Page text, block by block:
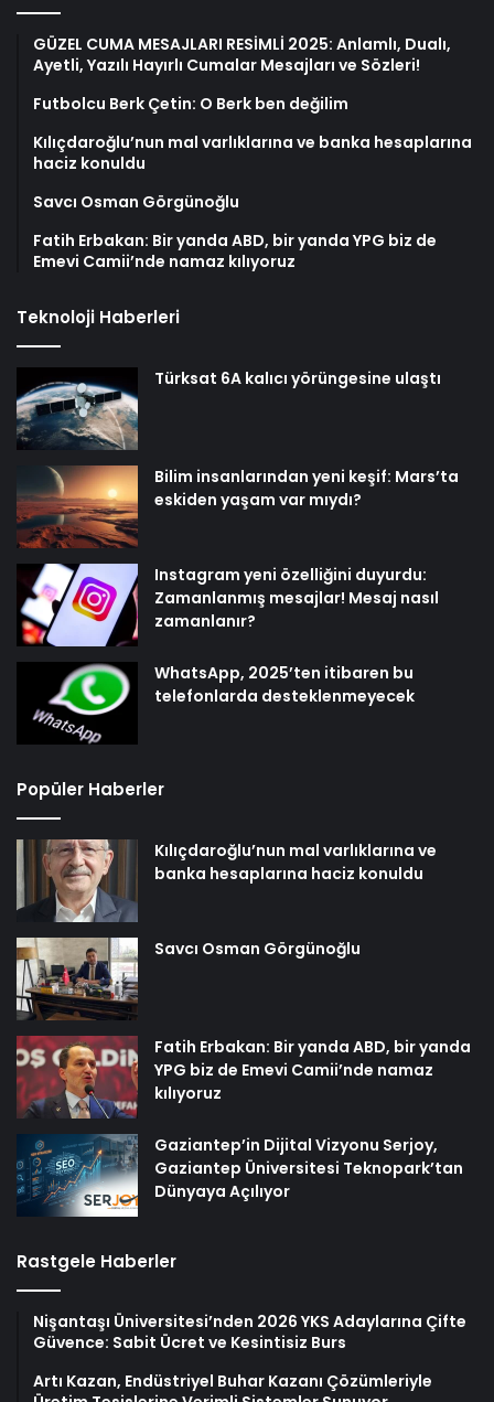
GÜZEL CUMA MESAJLARI RESİMLİ 2025: Anlamlı, Dualı,
Ayetli, Yazılı Hayırlı Cumalar Mesajları ve Sözleri!
Futbolcu Berk Çetin: O Berk ben değilim
Kılıçdaroğlu’nun mal varlıklarına ve banka hesaplarına
haciz konuldu
Savcı Osman Görgünoğlu
Fatih Erbakan: Bir yanda ABD, bir yanda YPG biz de
Emevi Camii’nde namaz kılıyoruz
Teknoloji Haberleri
Türksat 6A kalıcı yörüngesine ulaştı
Bilim insanlarından yeni keşif: Mars’ta
eskiden yaşam var mıydı?
Instagram yeni özelliğini duyurdu:
Zamanlanmış mesajlar! Mesaj nasıl
zamanlanır?
WhatsApp, 2025’ten itibaren bu
telefonlarda desteklenmeyecek
Popüler Haberler
Kılıçdaroğlu’nun mal varlıklarına ve
banka hesaplarına haciz konuldu
Savcı Osman Görgünoğlu
Fatih Erbakan: Bir yanda ABD, bir yanda
YPG biz de Emevi Camii’nde namaz
kılıyoruz
Gaziantep’in Dijital Vizyonu Serjoy,
Gaziantep Üniversitesi Teknopark’tan
Dünyaya Açılıyor
Rastgele Haberler
Nişantaşı Üniversitesi’nden 2026 YKS Adaylarına Çifte
Güvence: Sabit Ücret ve Kesintisiz Burs
Artı Kazan, Endüstriyel Buhar Kazanı Çözümleriyle